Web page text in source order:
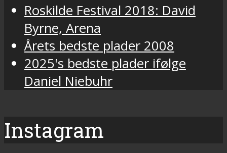
Roskilde Festival 2018: David
Byrne, Arena
Årets bedste plader 2008
2025's bedste plader ifølge
Daniel Niebuhr
Instagram